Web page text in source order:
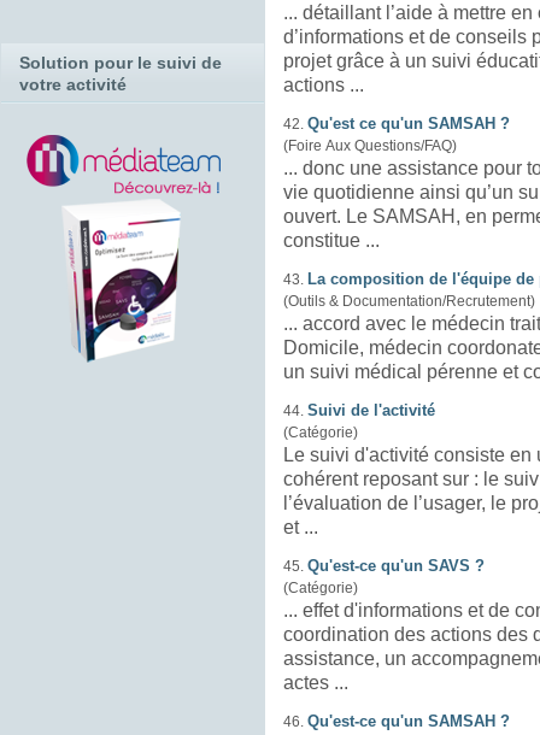
... détaillant l’aide à mettre
d’informations et de conseils
projet grâce à un suivi
actions ...
42. Qu'est ce qu'un SAMSAH ?
(Foire Aux Questions/FAQ)
... donc une assistance pour
vie quotidienne ainsi qu’un
ouvert. Le SAMSAH, en
constitue ...
43. La composition de l'équipe
(Outils & Documentation/Recrutement)
... accord avec le médecin
Domicile, médecin
un suivi
44. Suivi de l'activité
(Catégorie)
Le suivi d'activité consiste en
cohérent reposant sur : le
l’évaluation de l’usager, le
et ...
45. Qu'est-ce qu'un SAVS ?
(Catégorie)
coordination des actions des
assistance, un
actes ...
46. Qu'est-ce qu'un SAMSAH ?
Solution pour le suivi de
votre activité